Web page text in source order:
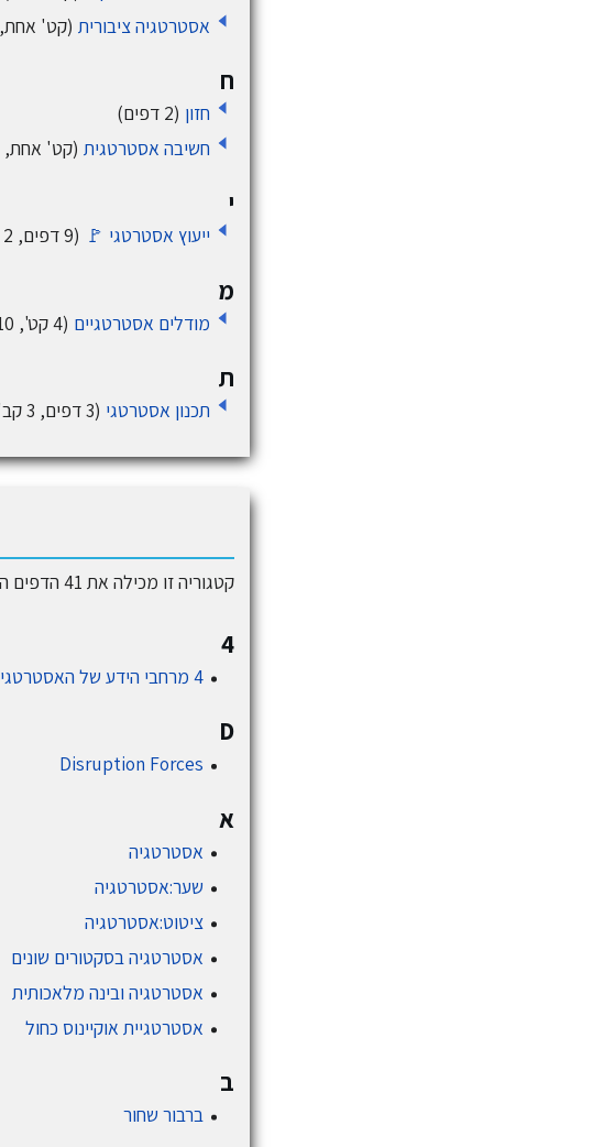
אסטרטגיה ציבורית (קט' אחת, 6 דפים, 3 קב')
ח
חזון (2 דפים)
חשיבה אסטרטגית (קט' אחת, 13 דפים, 6 קב')
י
ייעוץ אסטרטגי 🚩 (9 דפים, 2 קב')
מ
מודלים אסטרטגיים (4 קט', 10 דפים, 5 קב')
ת
תכנון אסטרטגי (3 דפים, 3 קב')
קטגוריה זו מכילה את 41 הדפים המוצגים להלן, ומכילה בסך־הכול 41 דפים.
4
4 מרחבי הידע של האסטרטגיה
D
Disruption Forces
א
אסטרטגיה
שער:אסטרטגיה
ציטוט:אסטרטגיה
אסטרטגיה בסקטורים שונים
אסטרטגיה ובינה מלאכותית
אסטרטגיית אוקיינוס כחול
ב
ברבור שחור